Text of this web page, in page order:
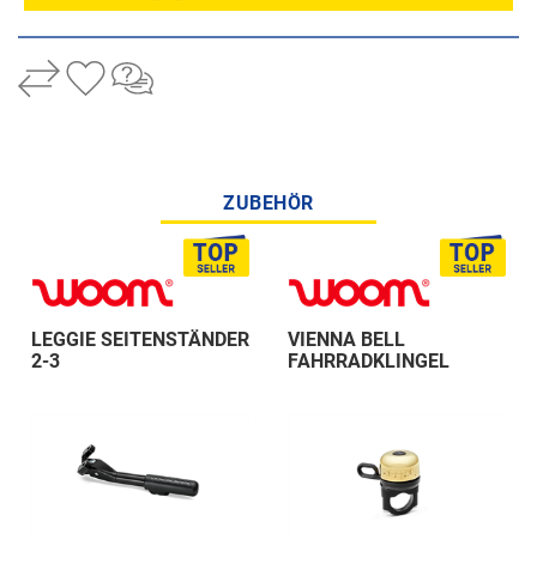
ZUBEHÖR
LEGGIE SEITENSTÄNDER
2-3
VIENNA BELL
FAHRRADKLINGEL